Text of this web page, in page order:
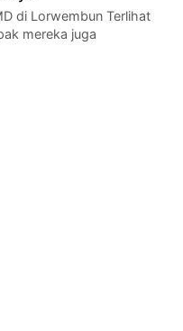
di Lorwembun Terlihat
mereka juga